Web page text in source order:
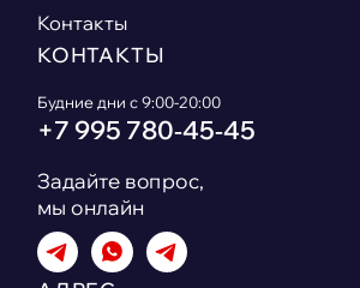
Контакты
КОНТАКТЫ
Будние дни с 9:00-20:00
+7 995 780‑45‑45
Задайте вопрос,
мы онлайн